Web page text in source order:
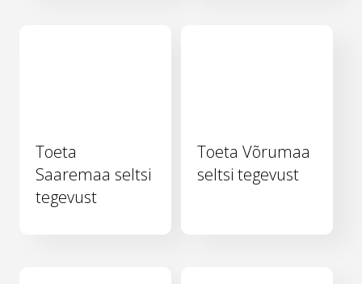
Toeta
Saaremaa seltsi
tegevust
Toeta Võrumaa
seltsi tegevust